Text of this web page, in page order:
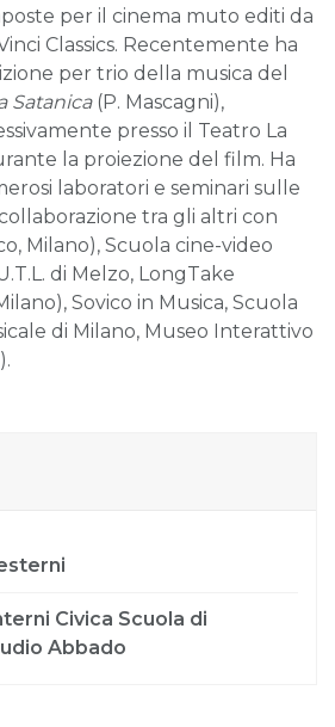
per il cinema muto editi da
Classics. Recentemente ha
per trio della musica del
Satanica(P. Mascagni),
presso il Teatro La
la proiezione del film. Ha
laboratori e seminari sulle
tra gli altri con
Milano), Scuola cine-video
di Melzo, LongTake
Sovico in Musica, Scuola
di Milano, Museo Interattivo
Civica Scuola di
Abbado